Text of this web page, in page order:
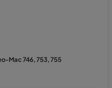
Mac 746, 753, 755